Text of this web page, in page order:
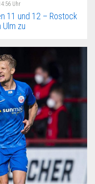
Uhr
11 und 12 – Rostock
zu